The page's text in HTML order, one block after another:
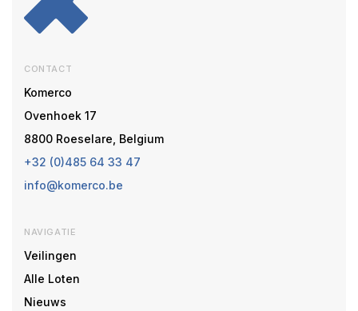
CONTACT
Komerco
Ovenhoek 17
8800 Roeselare, Belgium
+32 (0)485 64 33 47
info@komerco.be
NAVIGATIE
Veilingen
Alle Loten
Nieuws